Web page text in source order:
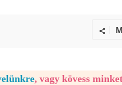
, vagy kövess